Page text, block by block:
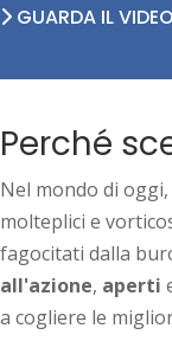
GUARDA IL
Perché
Nel mondo di
molteplici e
fagocitati dalla
all'azione, aperti
a cogliere le